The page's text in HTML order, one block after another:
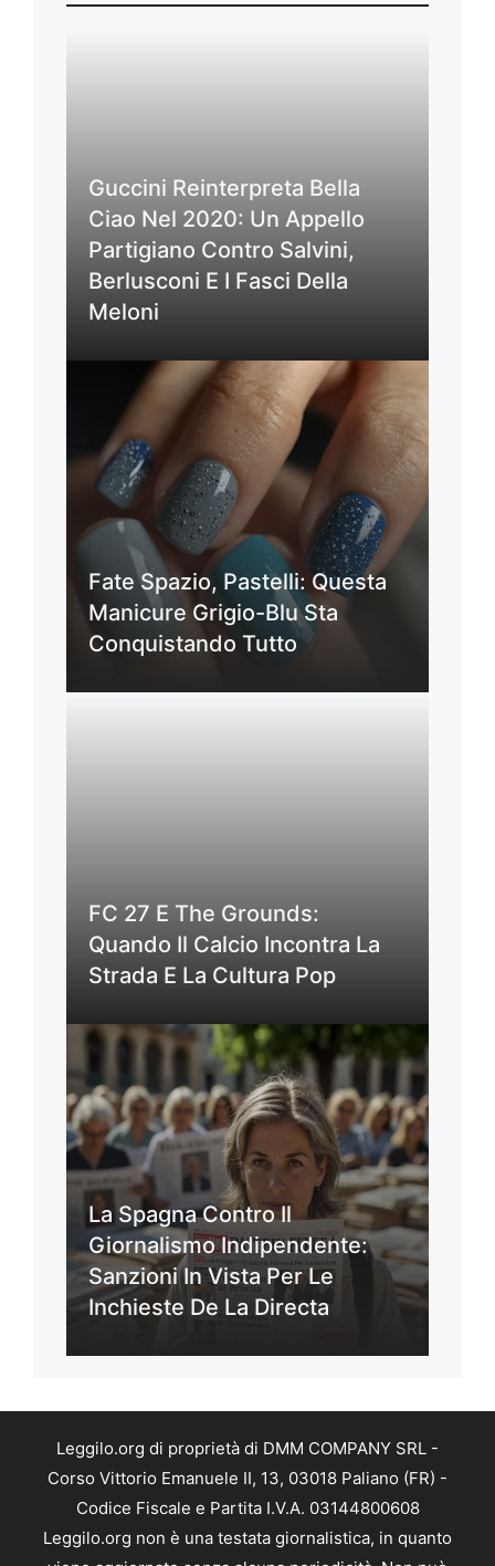
Guccini Reinterpreta Bella
Ciao Nel 2020: Un Appello
Partigiano Contro Salvini,
Berlusconi E I Fasci Della
Meloni
Fate Spazio, Pastelli: Questa
Manicure Grigio-Blu Sta
Conquistando Tutto
FC 27 E The Grounds:
Quando Il Calcio Incontra La
Strada E La Cultura Pop
La Spagna Contro Il
Giornalismo Indipendente:
Sanzioni In Vista Per Le
Inchieste De La Directa
Leggilo.org di proprietà di DMM COMPANY SRL -
Corso Vittorio Emanuele II, 13, 03018 Paliano (FR) -
Codice Fiscale e Partita I.V.A. 03144800608
Leggilo.org non è una testata giornalistica, in quanto